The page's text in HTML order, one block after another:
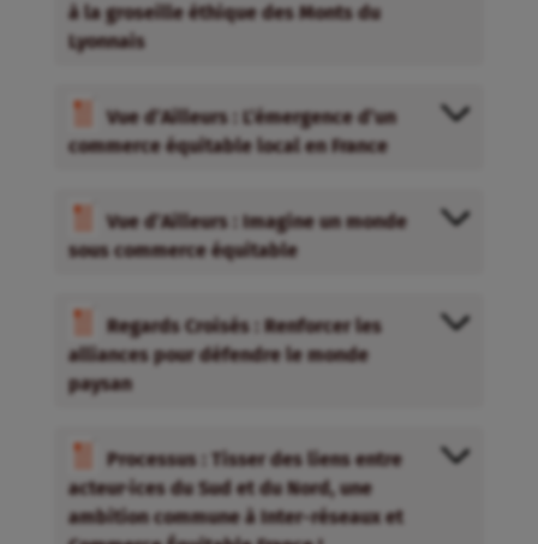
à la groseille éthique des Monts du
Lyonnais
Vue d’Ailleurs : L’émergence d’un
commerce équitable local en France
Vue d’Ailleurs : Imagine un monde
sous commerce équitable
Regards Croisés : Renforcer les
alliances pour défendre le monde
paysan
Processus : Tisser des liens entre
acteur·ices du Sud et du Nord, une
ambition commune à Inter-réseaux et